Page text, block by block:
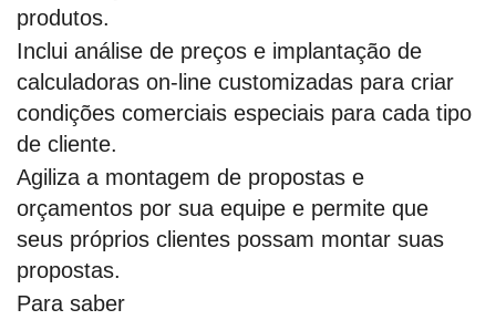
produtos.
Inclui análise de preços e implantação de
calculadoras on-line customizadas para criar
condições comerciais especiais para cada tipo
de cliente.
Agiliza a montagem de propostas e
orçamentos por sua equipe e permite que
seus próprios clientes possam montar suas
propostas.
Para saber